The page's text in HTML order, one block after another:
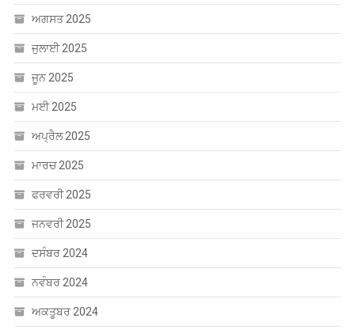
ਅਗਸਤ 2025
ਜੁਲਾਈ 2025
ਜੂਨ 2025
ਮਈ 2025
ਅਪ੍ਰੈਲ 2025
ਮਾਰਚ 2025
ਫਰਵਰੀ 2025
ਜਨਵਰੀ 2025
ਦਸੰਬਰ 2024
ਨਵੰਬਰ 2024
ਅਕਤੂਬਰ 2024